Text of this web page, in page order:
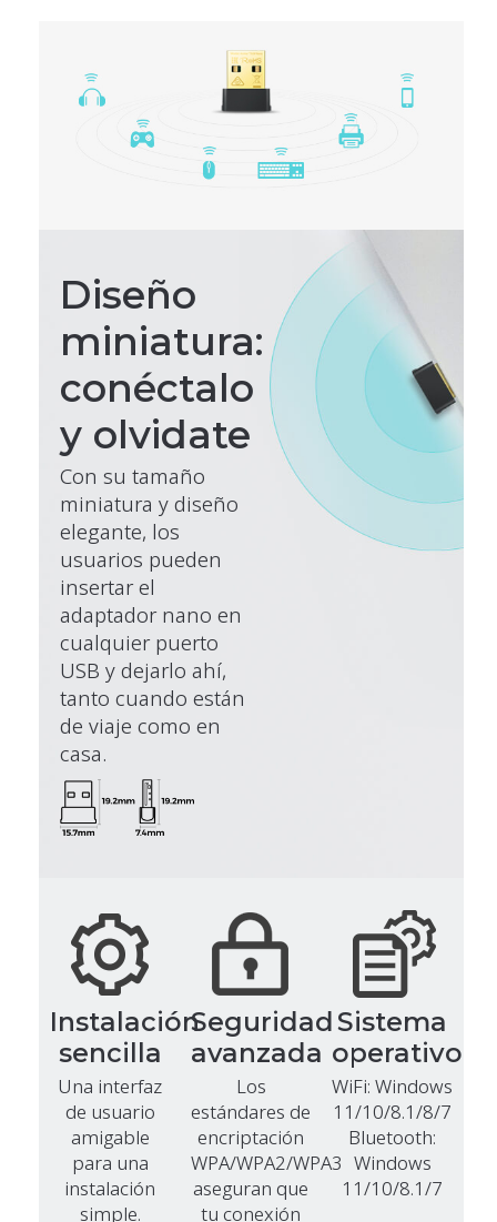
Diseño
miniatura:
conéctalo
y olvidate
Con su tamaño
miniatura y diseño
elegante, los
usuarios pueden
insertar el
adaptador nano en
cualquier puerto
USB y dejarlo ahí,
tanto cuando están
de viaje como en
casa.
Instalación
sencilla
Una interfaz
de usuario
amigable
para una
instalación
simple.
Seguridad
avanzada
Los
estándares de
encriptación
WPA/WPA2/WPA3
aseguran que
tu conexión
Sistema
operativo
WiFi: Windows
11/10/8.1/8/7
Bluetooth:
Windows
11/10/8.1/7